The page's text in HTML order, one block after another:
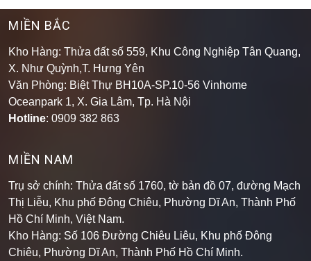
MIỀN BẮC
Kho Hàng: Thửa đất số 559, Khu Công Nghiệp Tân Quang,
X. Như Quỳnh,T. Hưng Yên
Văn Phòng: Biệt Thự BH10A-SP.10-56 Vinhome
Oceanpark 1, X. Gia Lâm, Tp. Hà Nội
Hotline: 0909 382 863
MIỀN NAM
Trụ sở chính: Thửa đất số 1760, tờ bản đồ 07, đường Mạch
Thị Liễu, Khu phố Đông Chiêu, Phường Dĩ An, Thành Phố
Hồ Chí Minh, Việt Nam.
Kho Hàng: Số 106 Đường Chiêu Liêu, Khu phố Đông
Chiêu, Phường Dĩ An, Thành Phố Hồ Chí Minh.